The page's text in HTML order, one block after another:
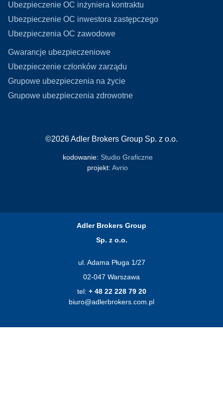
Ubezpieczenie OC inżyniera kontraktu
Ubezpieczenie OC inwestora zastępczego
Ubezpieczenia OC zawodowe
Gwarancje ubezpieczeniowe
Ubezpieczenie członków zarządu
Grupowe ubezpieczenia na życie
Grupowe ubezpieczenia zdrowotne
©2026Adler Brokers Group Sp. z o.o.
kodowanie: Studio Graficzne
projekt: Avrio
Adler Brokers Group
Sp. z o.o.
ul. Adama Pługa 1/27
02-047 Warszawa
tel: + 48 22 228 79 20
biuro@adlerbrokers.com.pl